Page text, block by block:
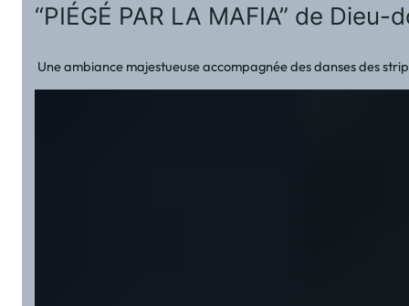
“PIÉGÉ PAR LA MAFIA” de
Une ambiance majestueuse accompagnée des danses des